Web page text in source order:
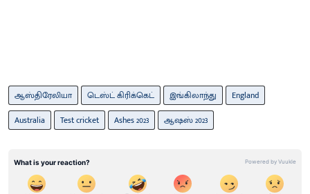
ஆஸ்திரேலியா டெஸ்ட் கிரிக்கெட் இங்கிலாந்து
England
Australia
Test cricket Ashes 2023 ஆஷஸ் 2023